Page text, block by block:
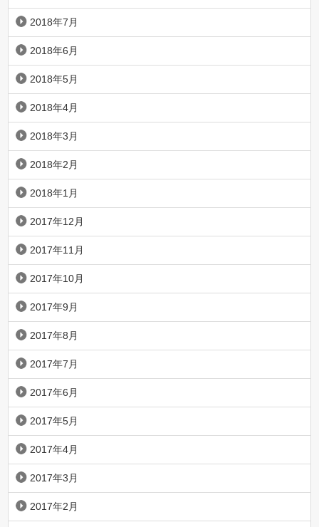
2018年7月
2018年6月
2018年5月
2018年4月
2018年3月
2018年2月
2018年1月
2017年12月
2017年11月
2017年10月
2017年9月
2017年8月
2017年7月
2017年6月
2017年5月
2017年4月
2017年3月
2017年2月